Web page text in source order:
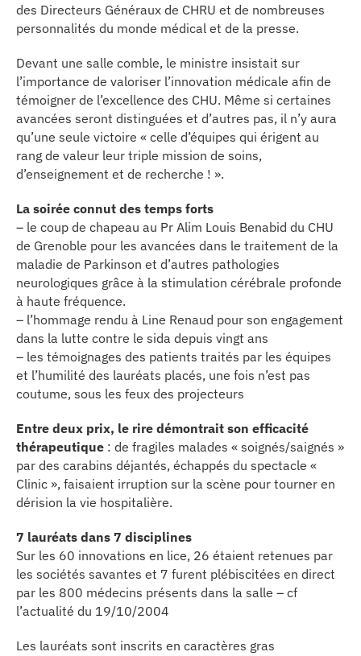
l’éditeur
un CHU
des Directeurs Généraux de CHRU et de nombreuses
personnalités du monde médical et de la presse.
Devant une salle comble, le ministre insistait sur
l’importance de valoriser l’innovation médicale afin de
témoigner de l’excellence des CHU. Même si certaines
avancées seront distinguées et d’autres pas, il n’y aura
qu’une seule victoire « celle d’équipes qui érigent au
rang de valeur leur triple mission de soins,
d’enseignement et de recherche ! ».
La soirée connut des temps forts
– le coup de chapeau au Pr Alim Louis Benabid du CHU
de Grenoble pour les avancées dans le traitement de la
maladie de Parkinson et d’autres pathologies
neurologiques grâce à la stimulation cérébrale profonde
à haute fréquence.
– l’hommage rendu à Line Renaud pour son engagement
dans la lutte contre le sida depuis vingt ans
– les témoignages des patients traités par les équipes
et l’humilité des lauréats placés, une fois n’est pas
coutume, sous les feux des projecteurs
Entre deux prix, le rire démontrait son efficacité
thérapeutique : de fragiles malades « soignés/saignés »
par des carabins déjantés, échappés du spectacle «
Clinic », faisaient irruption sur la scène pour tourner en
dérision la vie hospitalière.
7 lauréats dans 7 disciplines
Sur les 60 innovations en lice, 26 étaient retenues par
les sociétés savantes et 7 furent plébiscitées en direct
par les 800 médecins présents dans la salle – cf
l’actualité du 19/10/2004
Les lauréats sont inscrits en caractères gras